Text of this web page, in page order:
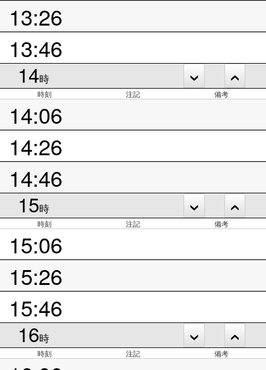
13:26
13:46
14時
時刻 注記 備考
14:06
14:26
14:46
15時
時刻 注記 備考
15:06
15:26
15:46
16時
時刻 注記 備考